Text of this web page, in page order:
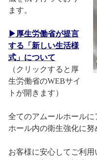
ます。
▶厚生労働省が提言
する「新しい生活様
式」について
（クリックすると厚
生労働省のWEBサイ
トが開きます）
全てのアムールホールに
ホール内の衛生強化に努
お客様に安心してご利